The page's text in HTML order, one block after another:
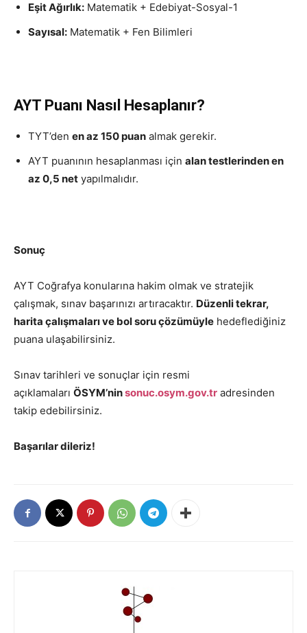
Eşit Ağırlık: Matematik + Edebiyat-Sosyal-1
Sayısal: Matematik + Fen Bilimleri
AYT Puanı Nasıl Hesaplanır?
TYT’den en az 150 puan almak gerekir.
AYT puanının hesaplanması için alan testlerinden en
az 0,5 net yapılmalıdır.
Sonuç
AYT Coğrafya konularına hakim olmak ve stratejik
çalışmak, sınav başarınızı artıracaktır. Düzenli tekrar,
harita çalışmaları ve bol soru çözümüyle hedeflediğiniz
puana ulaşabilirsiniz.
Sınav tarihleri ve sonuçlar için resmi
açıklamaları ÖSYM’ninsonuc.osym.gov.tr adresinden
takip edebilirsiniz.
Başarılar dileriz!